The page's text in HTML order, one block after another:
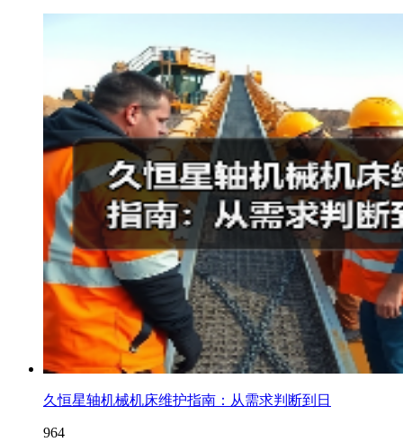
久恒星轴机械机床维护指南：从需求判断到日
964